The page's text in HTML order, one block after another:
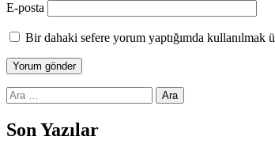
E-posta
Bir dahaki sefere yorum yaptığımda kullanılmak
Arama:
Son Yazılar